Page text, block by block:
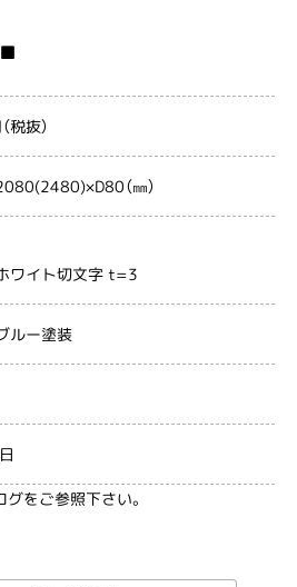
抜）
（㎜）
ワイト切文字 t=3
ルー塗装
をご参照下さい。